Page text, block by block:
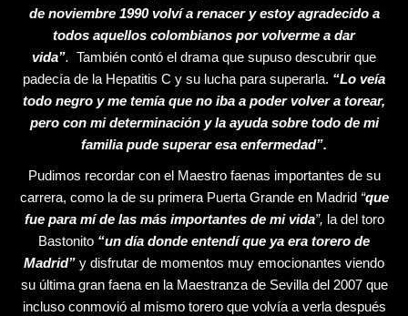
de noviembre 1990 volví a renacer y estoy agradecido a
todos aquellos colombianos por volverme a dar
vida”. También contó el drama que supuso descubrir que
padecía de la Hepatitis C y su lucha para superarla. “Lo veía
todo negro y me temía que no iba a poder volver a torear,
pero con mi determinación y la ayuda sobre todo de mi
familia pude superar esa enfermedad”.
Pudimos recordar con el Maestro faenas importantes de su
carrera, como la de su primera Puerta Grande en Madrid“que
fue para mí de las más importantes de mi vida”, la del toro
Bastonito “un día donde entendí que ya era torero de
Madrid” y disfrutar de momentos muy emocionantes viendo
su última gran faena en la Maestranza de Sevilla del 2007 que
incluso conmovió al mismo torero que volvía a verla después